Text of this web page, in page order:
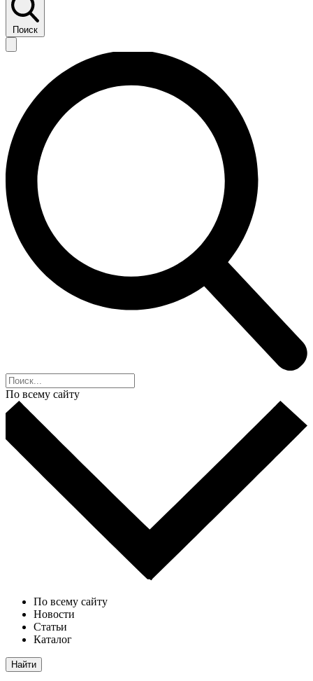
Поиск
По всему сайту
По всему сайту
Новости
Статьи
Каталог
Найти